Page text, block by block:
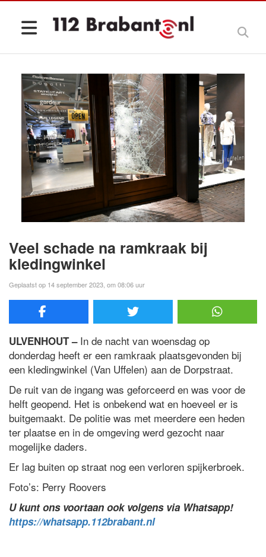
Veel schade na ramkraak bij
kledingwinkel
Geplaatst op 14 september 2023, om 08:06 uur
ULVENHOUT –In de nacht van woensdag op
donderdag heeft er een ramkraak plaatsgevonden bij
een kledingwinkel (Van Uffelen) aan de Dorpstraat.
De ruit van de ingang was geforceerd en was voor de
helft geopend. Het is onbekend wat en hoeveel er is
buitgemaakt. De politie was met meerdere een heden
ter plaatse en in de omgeving werd gezocht naar
mogelijke daders.
Er lag buiten op straat nog een verloren spijkerbroek.
Foto’s: Perry Roovers
U kunt ons voortaan ook volgens via Whatsapp!
https://whatsapp.112brabant.nl